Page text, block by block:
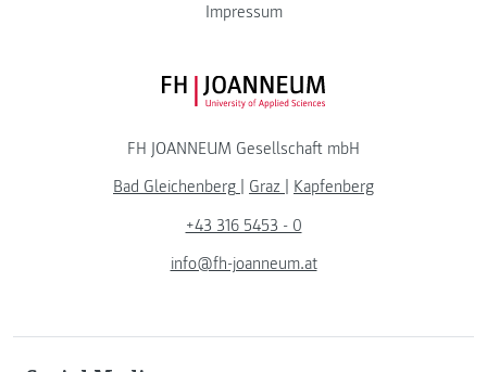
Impressum
FH JOANNEUM Logo
FH JOANNEUM Gesellschaft mbH
Bad Gleichenberg
Graz
Kapfenberg
+43 316 5453 - 0
info@fh-joanneum.at